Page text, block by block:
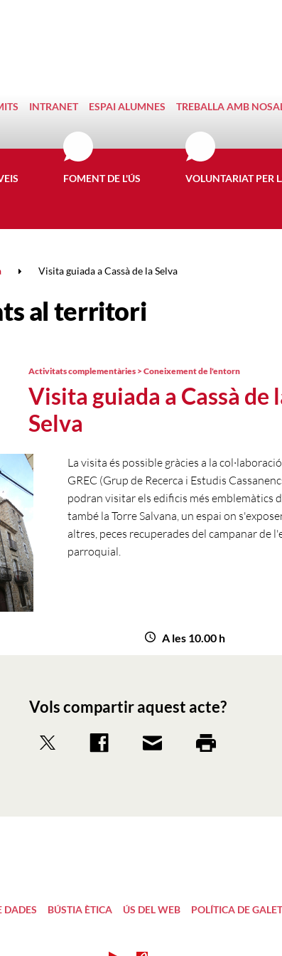
INTRANET ESPAI ALUMNES TREBALLA AMB
FOMENT DE L'ÚS VOLUNTARIAT PER
Visita guiada a Cassà de la Selva
al territori
Visita guiada a Cassà de
Selva
Activitats complementàries > Coneixement de l'entorn
La visita és possible gràcies a la
GREC (Grup de Recerca i Estudis
podran visitar els edificis més emblemàtics
també la Torre Salvana, un espai on
altres, peces recuperades del campanar de
parroquial.
A les 10.00 h
Vols compartir aquest acte?
DADES BÚSTIA ÈTICA ÚS DEL WEB POLÍTICA DE